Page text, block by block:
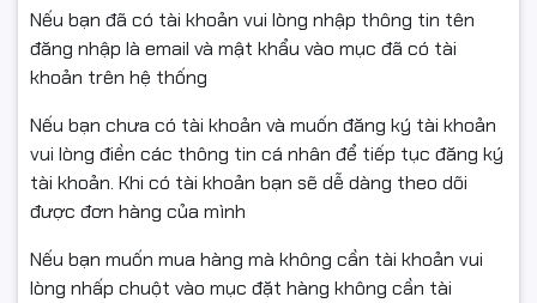
✅ Cam kết từ Ngọc Thọ Computer
💯 Hàng chính hãng ONV – mới 100%
📦 Đóng gói chắc chắn – giao hàng toàn quốc
📃 Xuất hóa đơn VAT đầy đủ
🛠️ Bảo hành 24 tháng
Nếu bạn đã có tài khoản vui lòng nhập thông tin tên
đăng nhập là email và mật khẩu vào mục đã có tài
khoản trên hệ thống
Nếu bạn chưa có tài khoản và muốn đăng ký tài khoản
vui lòng điền các thông tin cá nhân để tiếp tục đăng ký
tài khoản. Khi có tài khoản bạn sẽ dễ dàng theo dõi
được đơn hàng của mình
Nếu bạn muốn mua hàng mà không cần tài khoản vui
lòng nhấp chuột vào mục đặt hàng không cần tài